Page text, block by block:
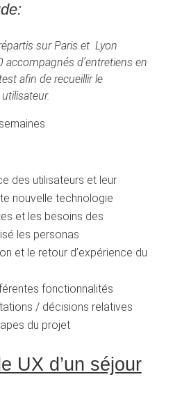
sur Paris et Lyon
accompagnés d’entretiens en
afin de recueillir le
des utilisateurs et leur
nouvelle technologie
et les besoins des
les personas
et le retour d’expérience du
fonctionnalités
/ décisions relatives
du projet
UX d’un séjour